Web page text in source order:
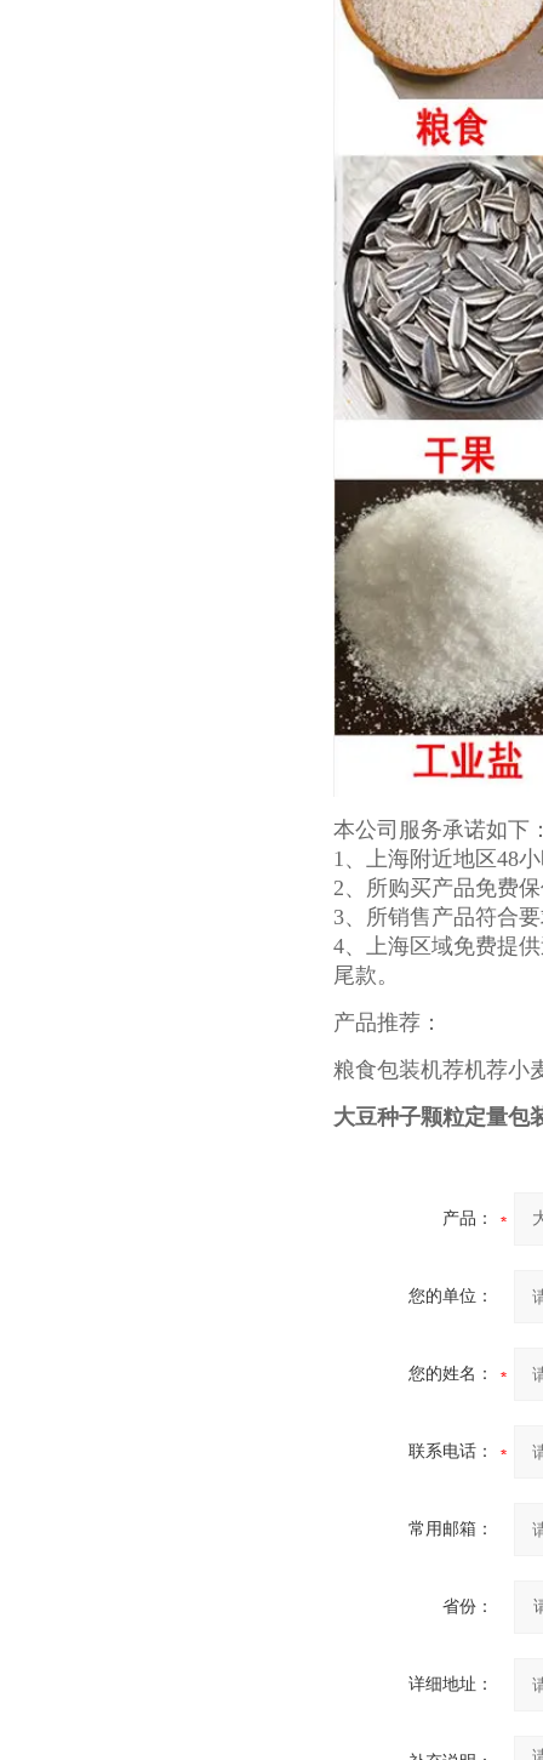
本公司服务承诺如下
1、上海附近地区48
2、所购买产品免费
3、所销售产品符合
4、 上海区域免费提
尾款。
产品推荐：
粮食包装机荐机荐小
大豆种子颗粒定量包
产品：
您的单位：
您的姓名：
联系电话：
常用邮箱：
省份：
详细地址：